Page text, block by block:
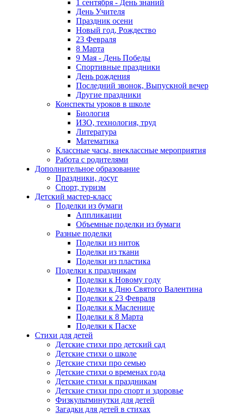
1 сентября - День знаний
День Учителя
Праздник осени
Новый год, Рождество
23 Февраля
8 Марта
9 Мая - День Победы
Спортивные праздники
День рождения
Последний звонок, Выпускной вечер
Другие праздники
Конспекты уроков в школе
Биология
ИЗО, технология, труд
Литература
Математика
Классные часы, внеклассные мероприятия
Работа с родителями
Дополнительное образование
Праздники, досуг
Спорт, туризм
Детский мастер-класс
Поделки из бумаги
Аппликации
Объемные поделки из бумаги
Разные поделки
Поделки из ниток
Поделки из ткани
Поделки из пластика
Поделки к праздникам
Поделки к Новому году
Поделки к Дню Святого Валентина
Поделки к 23 Февраля
Поделки к Масленице
Поделки к 8 Марта
Поделки к Пасхе
Стихи для детей
Детские стихи про детский сад
Детские стихи о школе
Детские стихи про семью
Детские стихи о временах года
Детские стихи к праздникам
Детские стихи про спорт и здоровье
Физкультминутки для детей
Загадки для детей в стихах